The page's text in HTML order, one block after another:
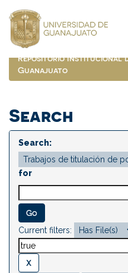
navigation
Repositorio Institucional
Guanajuato
Search
Search:
for
Current filters: